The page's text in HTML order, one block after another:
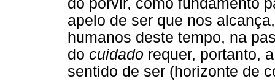
do porvir, como fundamento
apelo de ser que nos
humanos deste tempo, na
do cuidado requer, portanto,
sentido de ser (horizonte de